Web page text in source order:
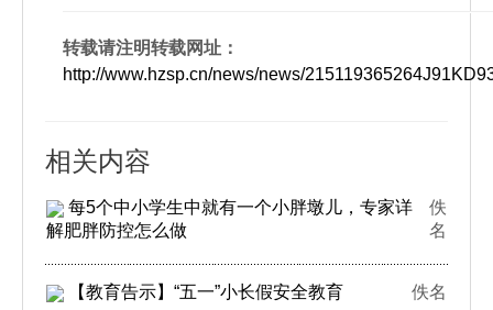
转载请注明转载网址：
http://www.hzsp.cn/news/news/
相关内容
每5个中小学生中就有一个小胖墩儿，专家详
解肥胖防控怎么做
佚
名
【教育告示】“五一”小长假安全教育 佚名